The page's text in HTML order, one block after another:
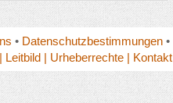
• Datenschutzbestimmungen•
| Leitbild | Urheberrechte | Kontakt